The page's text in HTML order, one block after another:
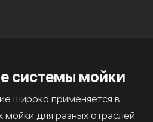
системы мойки
широко применяется в
для разных отраслей